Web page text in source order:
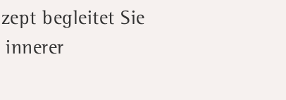
begleitet Sie